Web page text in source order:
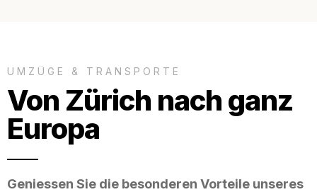
UMZÜGE & TRANSPORTE
Von Zürich nach ganz
Europa
Geniessen Sie die besonderen Vorteile unseres